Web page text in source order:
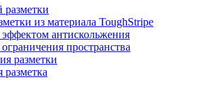
разметки
из материала ToughStripe
антискольжения
пространства
разметки